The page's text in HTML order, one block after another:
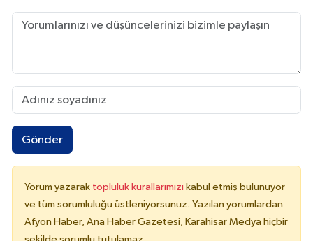
Gönder
Yorum yazarak topluluk kurallarımızı kabul etmiş bulunuyor
ve tüm sorumluluğu üstleniyorsunuz. Yazılan yorumlardan
Afyon Haber, Ana Haber Gazetesi, Karahisar Medya hiçbir